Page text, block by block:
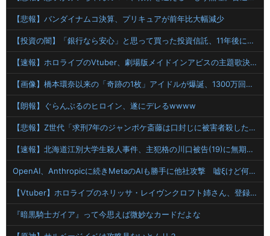
【悲報】バンダイナムコ決算、プリキュアが前年比大幅減少
【投資の闇】「銀行なら安心」と思って買った投資信託、11年後に確認した結果……
【速報】ホロライブのVtuber、劇場版メイドインアビスの主題歌決定wwwwwwwwww
【画像】橋本環奈以来の「奇跡の1枚」アイドルが爆誕、1300万回表示を記録ｗｗｗｗｗｗ 【Pickup07092036】
【朗報】ぐらんぶるのヒロイン、遂にデレるwwww
【悲報】Z世代「求刑7年のジャンポケ斎藤は口封じに被害者殺した方が量刑軽かっただろ」←1万いいね
【速報】北海道江別大学生殺人事件、主犯格の川口被告(19)に無期懲役の判決
OpenAI、Anthropicに続きMetaのAIも勝手に他社攻撃 嘘ξけど何これ流行ってんの？
【Vtuber】ホロライブのネリッサ・レイヴンクロフト姉さん、登録者数100万人達成！
『暗黒騎士ガイア』って今思えば微妙なカードだよな